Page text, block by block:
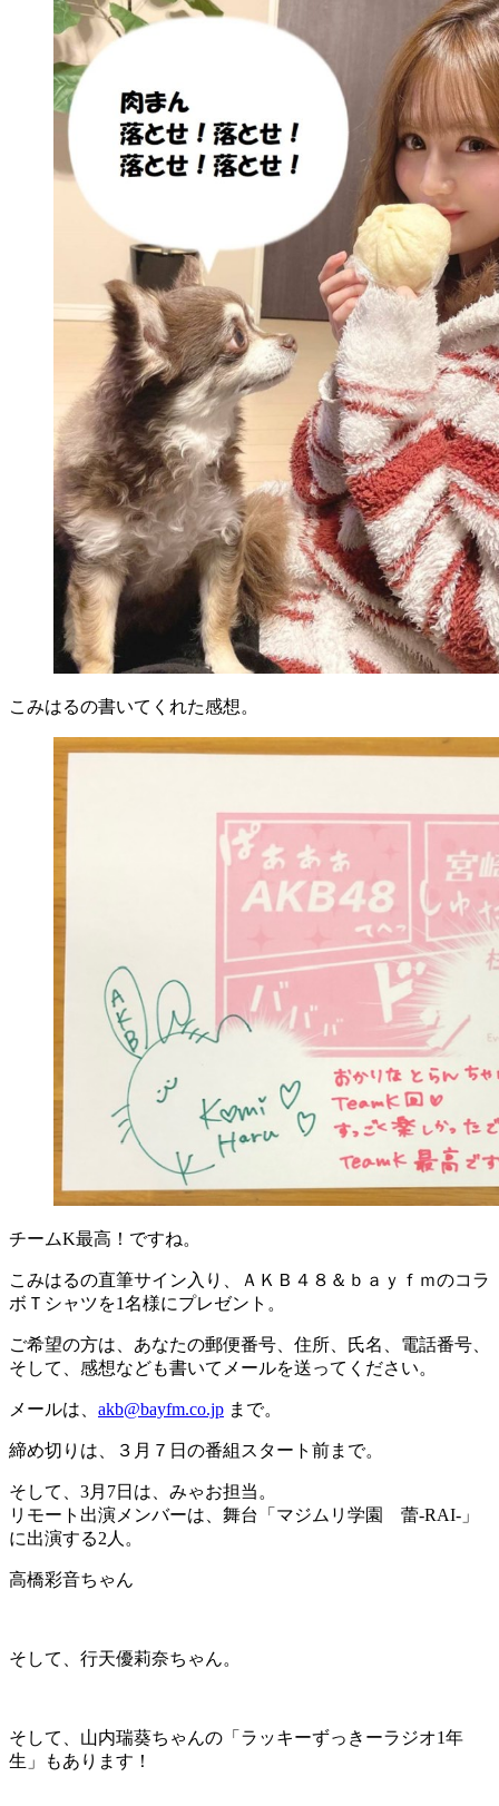
こみはるの書いてくれた感想。
チームK最高！ですね。
こみはるの直筆サイン入り、ＡＫＢ４８＆ｂａｙｆｍのコラ
ボＴシャツを1名様にプレゼント。
ご希望の方は、あなたの郵便番号、住所、氏名、電話番号、
そして、感想なども書いてメールを送ってください。
メールは、 akb@bayfm.co.jp まで。
締め切りは、３月７日の番組スタート前まで。
そして、3月7日は、みゃお担当。
リモート出演メンバーは、舞台「マジムリ学園 蕾‐RAI-」
に出演する2人。
高橋彩音ちゃん
そして、行天優莉奈ちゃん。
そして、山内瑞葵ちゃんの「ラッキーずっきーラジオ1年
生」もあります！